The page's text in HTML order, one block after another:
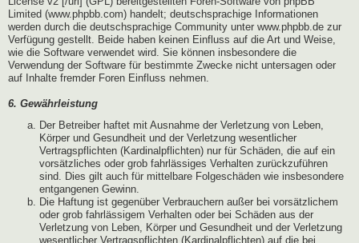
Limited (www.phpbb.com) handelt; deutschsprachige Informationen
werden durch die deutschsprachige Community unter www.phpbb.de zur
Verfügung gestellt. Beide haben keinen Einfluss auf die Art und Weise,
wie die Software verwendet wird. Sie können insbesondere die
Verwendung der Software für bestimmte Zwecke nicht untersagen oder
auf Inhalte fremder Foren Einfluss nehmen.
6. Gewährleistung
Der Betreiber haftet mit Ausnahme der Verletzung von Leben,
Körper und Gesundheit und der Verletzung wesentlicher
Vertragspflichten (Kardinalpflichten) nur für Schäden, die auf ein
vorsätzliches oder grob fahrlässiges Verhalten zurückzuführen
sind. Dies gilt auch für mittelbare Folgeschäden wie insbesondere
entgangenen Gewinn.
Die Haftung ist gegenüber Verbrauchern außer bei vorsätzlichem
oder grob fahrlässigem Verhalten oder bei Schäden aus der
Verletzung von Leben, Körper und Gesundheit und der Verletzung
wesentlicher Vertragspflichten (Kardinalpflichten) auf die bei